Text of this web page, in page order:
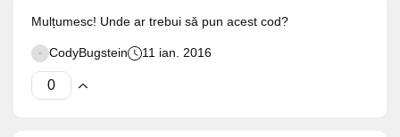
Mulțumesc! Unde ar trebui să pun acest cod?
CodyBugstein 11 ian. 2016